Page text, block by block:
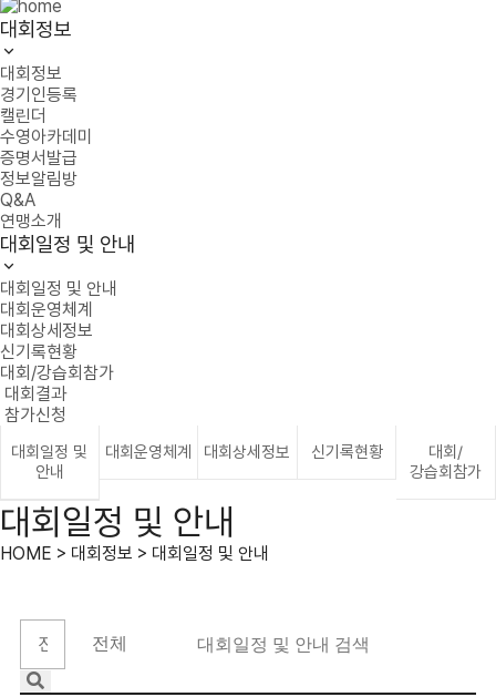
대회정보
대회정보
경기인등록
캘린더
수영아카데미
증명서발급
정보알림방
Q&A
연맹소개
대회일정 및 안내
대회일정 및 안내
대회운영체계
대회상세정보
신기록현황
대회/강습회참가
대회결과
참가신청
대회일정 및
안내
대회운영체계 대회상세정보 신기록현황
대회/
강습회참가
대회일정 및 안내
HOME > 대회정보 > 대회일정 및 안내